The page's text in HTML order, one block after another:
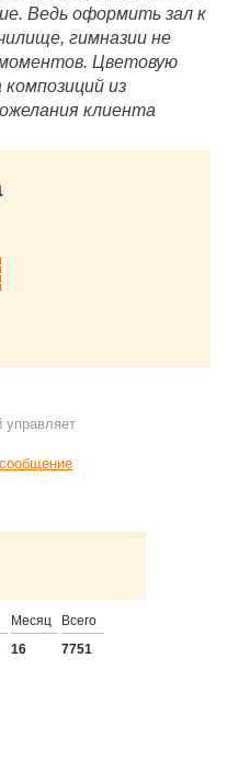
Ведь оформить зал к
гимназии не
Цветовую
из
клиента
управляет
Месяц
Всего
16 7751